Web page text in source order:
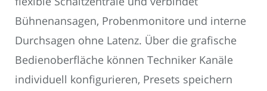
Bühnenansagen, Probenmonitore und interne
Durchsagen ohne Latenz. Über die grafische
Bedienoberfläche können Techniker Kanäle
individuell konfigurieren, Presets speichern